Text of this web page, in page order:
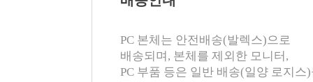
PC 본체는 안전배송(발렉스)으로
배송되며, 본체를 제외한 모니터,
PC 부품 등은 일반 배송(일양 로지스